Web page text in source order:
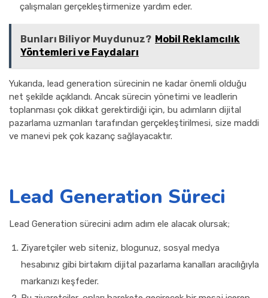
çalışmaları gerçekleştirmenize yardım eder.
Bunları Biliyor Muydunuz? Mobil Reklamcılık
Yöntemleri ve Faydaları
Yukarıda, lead generation sürecinin ne kadar önemli olduğu
net şekilde açıklandı. Ancak sürecin yönetimi ve leadlerin
toplanması çok dikkat gerektirdiği için, bu adımların dijital
pazarlama uzmanları tarafından gerçekleştirilmesi, size maddi
ve manevi pek çok kazanç sağlayacaktır.
Lead Generation Süreci
Lead Generation sürecini adım adım ele alacak olursak;
Ziyaretçiler web siteniz, blogunuz, sosyal medya
hesabınız gibi birtakım dijital pazarlama kanalları aracılığıyla
markanızı keşfeder.